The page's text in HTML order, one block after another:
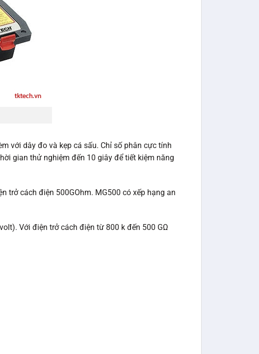
với dây đo và kẹp cá sấu. Chỉ số phân cực tính
gian thử nghiệm đến 10 giây để tiết kiệm năng
trở cách điện 500GOhm. MG500 có xếp hạng an
Với điện trở cách điện từ 800 k đến 500 GΩ